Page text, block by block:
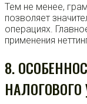
Тем не менее,
позволяет
операциях.
применения
8.
НАЛОГОВОГО